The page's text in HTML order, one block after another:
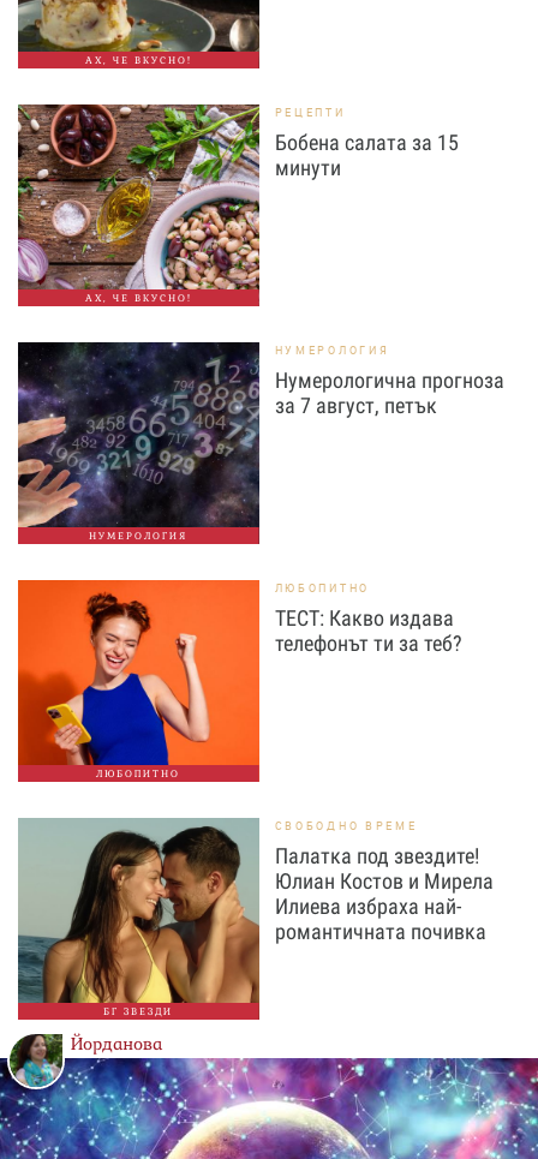
АХ, ЧЕ ВКУСНО!
АХ, ЧЕ ВКУСНО!
РЕЦЕПТИ
Бобена салата за 15
минути
НУМЕРОЛОГИЯ
НУМЕРОЛОГИЯ
Нумерологична прогноза
за 7 август, петък
ЛЮБОПИТНО
ЛЮБОПИТНО
ТЕСТ: Какво издава
телефонът ти за теб?
БГ ЗВЕЗДИ
СВОБОДНО ВРЕМЕ
Палатка под звездите!
Юлиан Костов и Мирела
Илиева избраха най-
романтичната почивка
Йорданова